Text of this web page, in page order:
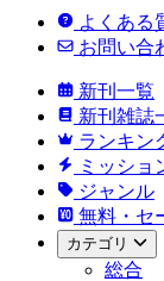
よくある
お問い合
新刊一覧
新刊雑誌
ランキン
ミッショ
ジャンル
無料・セ
カテゴリ
総合